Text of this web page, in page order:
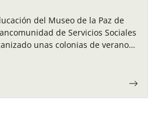
del Museo de la Paz de
de Servicios Sociales
unas colonias de verano